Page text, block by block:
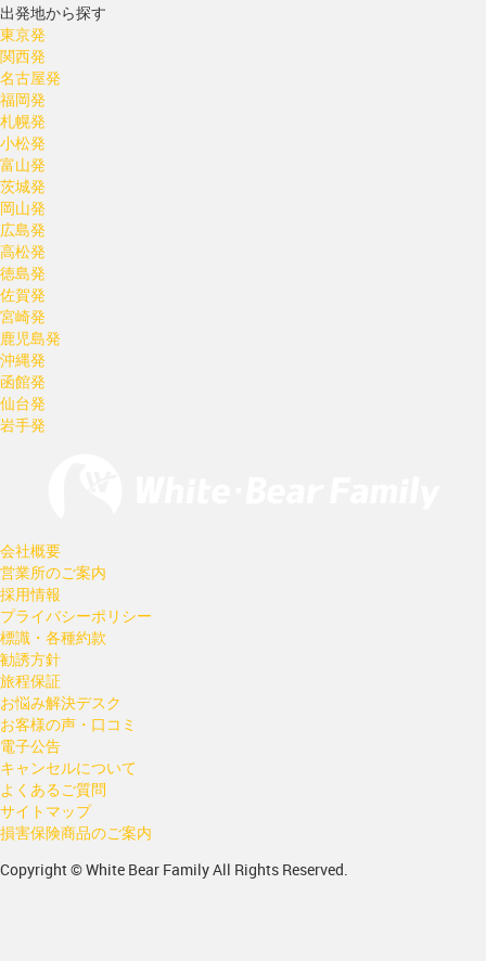
出発地から探す
東京発
関西発
名古屋発
福岡発
札幌発
小松発
富山発
茨城発
岡山発
広島発
高松発
徳島発
佐賀発
宮崎発
鹿児島発
沖縄発
函館発
仙台発
岩手発
会社概要
営業所のご案内
採用情報
プライバシーポリシー
標識・各種約款
勧誘方針
旅程保証
お悩み解決デスク
お客様の声・口コミ
電子公告
キャンセルについて
よくあるご質問
サイトマップ
損害保険商品のご案内
Copyright © White Bear Family All Rights Reserved.